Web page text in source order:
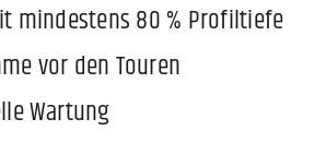
mindestens 80 % Profiltiefe
vor den Touren
Wartung